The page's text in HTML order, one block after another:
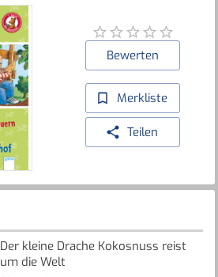
Bewerten
Merkliste
Teilen
Der kleine Drache Kokosnuss reist
um die Welt